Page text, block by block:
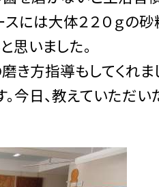
スには大体２２０ｇ
思いました。
き方指導もしてくれ
今日、教えていただ